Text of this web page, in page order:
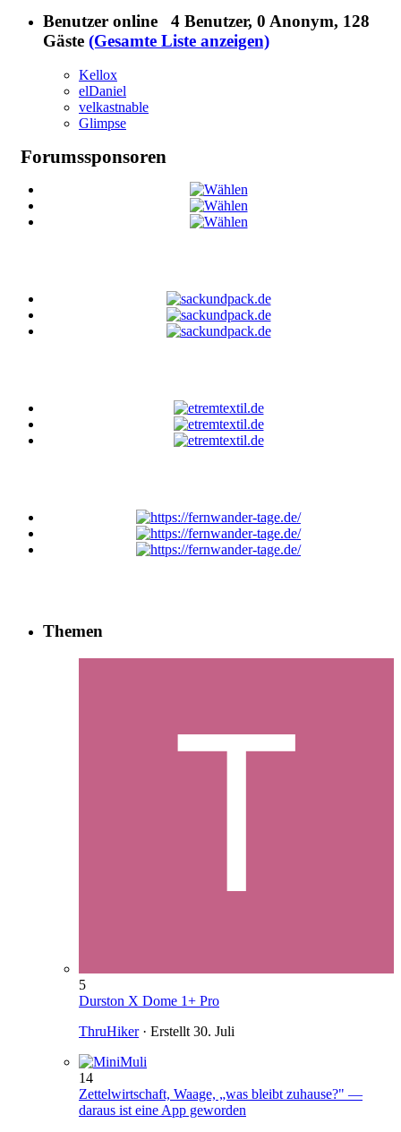
Benutzer online 4 Benutzer, 0 Anonym, 128
Gäste (Gesamte Liste anzeigen)
Kellox
elDaniel
velkastnable
Glimpse
Forumssponsoren
Themen
5
Durston X Dome 1+ Pro
ThruHiker· Erstellt 30. Juli
14
Zettelwirtschaft, Waage, „was bleibt zuhause?" —
daraus ist eine App geworden